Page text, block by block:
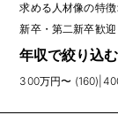
求める人材像の特徴
新卒・第二新卒歓
年収で絞り込む
300万円〜 (160)